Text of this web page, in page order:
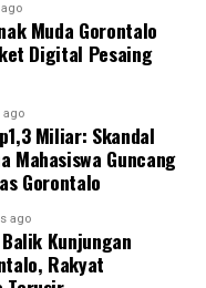
razia berkala
kolektif para
jam kerja, serta
publik demi
menjelaskan
tidak langsung
terlebih dahulu
administrasi
Muda Gorontalo
Digital Pesaing
ago
Miliar: Skandal
Mahasiswa Guncang
Gorontalo
ago
Balik Kunjungan
Rakyat